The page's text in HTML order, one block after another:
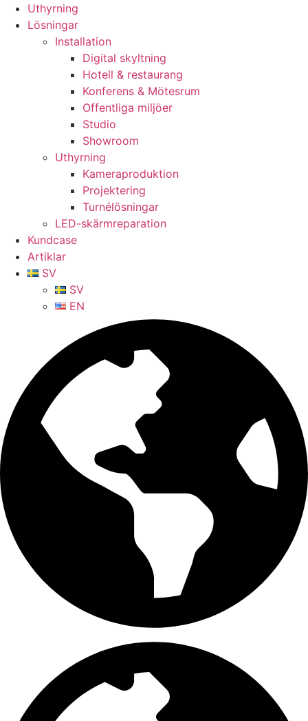
Uthyrning
Lösningar
Installation
Digital skyltning
Hotell & restaurang
Konferens & Mötesrum
Offentliga miljöer
Studio
Showroom
Uthyrning
Kameraproduktion
Projektering
Turnélösningar
LED-skärmreparation
Kundcase
Artiklar
SV
SV
EN